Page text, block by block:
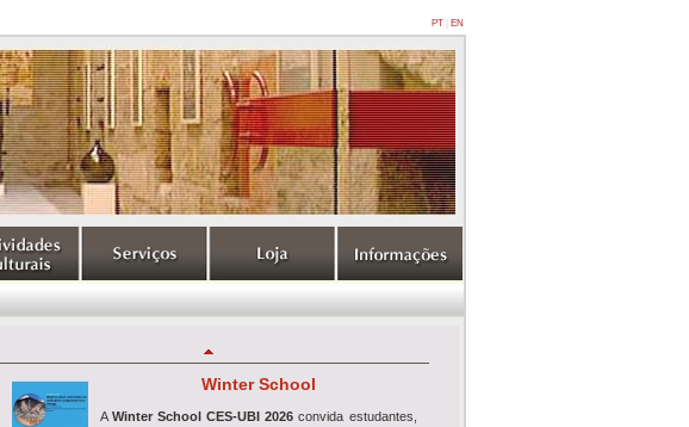
PT| EN
Winter School
A Winter School CES-UBI 2026 convida estudantes,